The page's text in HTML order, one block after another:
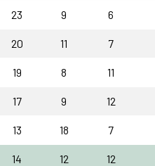
23 9 6
20 11 7
19 8 11
17 9 12
13 18 7
14 12 12